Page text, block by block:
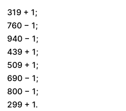
319 + 1;
760 − 1;
940 − 1;
439 + 1;
509 + 1;
690 − 1;
800 − 1;
299 + 1.